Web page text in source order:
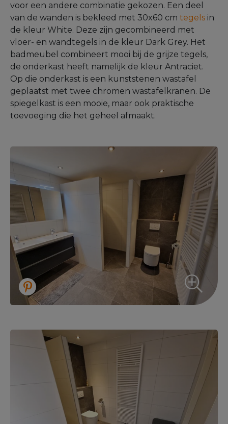
voor een andere combinatie gekozen. Een deel
van de wanden is bekleed met 30x60 cm tegels in
de kleur White. Deze zijn gecombineerd met
vloer- en wandtegels in de kleur Dark Grey. Het
badmeubel combineert mooi bij de grijze tegels,
de onderkast heeft namelijk de kleur Antraciet.
Op die onderkast is een kunststenen wastafel
geplaatst met twee chromen wastafelkranen. De
spiegelkast is een mooie, maar ook praktische
toevoeging die het geheel afmaakt.